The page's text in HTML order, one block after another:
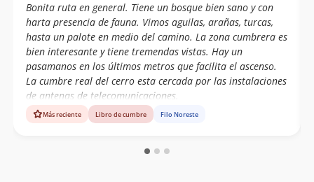
Bonita ruta en general. Tiene un bosque bien sano y con
harta presencia de fauna. Vimos aguilas, arañas, turcas,
hasta un palote en medio del camino. La zona cumbrera es
bien interesante y tiene tremendas vistas. Hay un
pasamanos en los últimos metros que facilita el ascenso.
La cumbre real del cerro esta cercada por las instalaciones
de antenas de telecomunicaciones.
Más reciente Libro de cumbre Filo Noreste